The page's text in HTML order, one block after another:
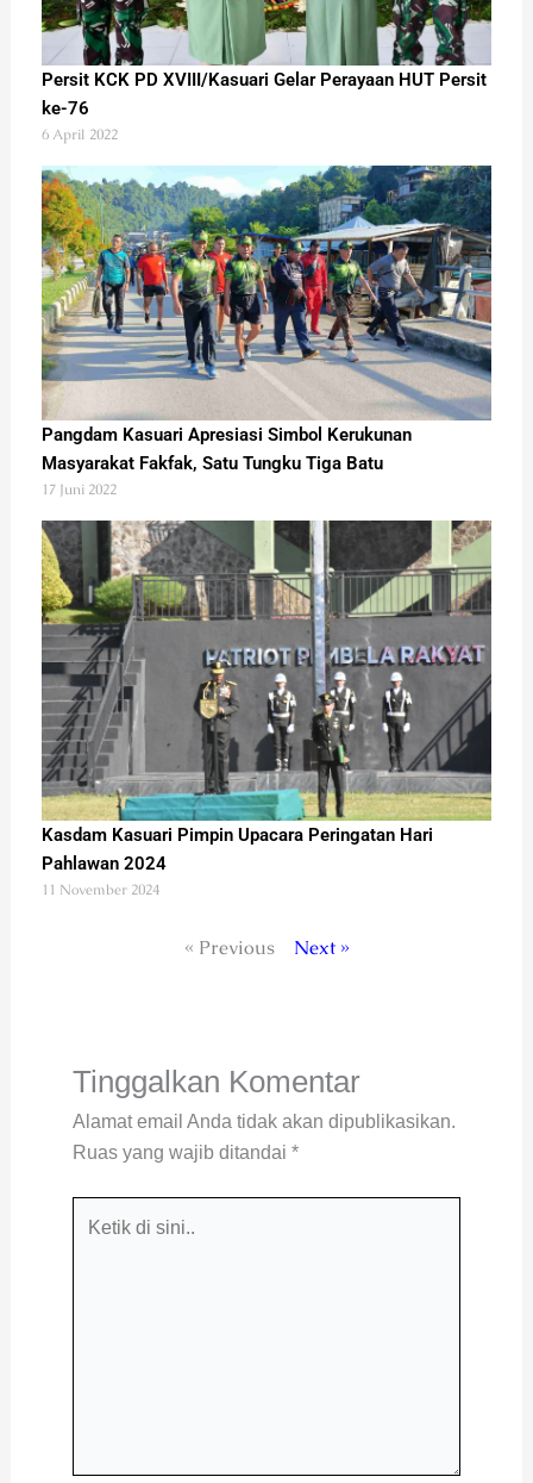
Persit KCK PD XVIII/Kasuari Gelar Perayaan HUT Persit
ke-76
6 April 2022
Pangdam Kasuari Apresiasi Simbol Kerukunan
Masyarakat Fakfak, Satu Tungku Tiga Batu
17 Juni 2022
Kasdam Kasuari Pimpin Upacara Peringatan Hari
Pahlawan 2024
11 November 2024
« Previous Next »
Tinggalkan Komentar
Alamat email Anda tidak akan dipublikasikan.
Ruas yang wajib ditandai *